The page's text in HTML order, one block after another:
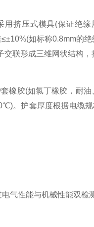
压式模具(保证绝缘
如标称0.8mm的
交联形成三维网状结构
胶(如氯丁橡胶，耐油
。护套厚度根据电缆
性能与机械性能双检